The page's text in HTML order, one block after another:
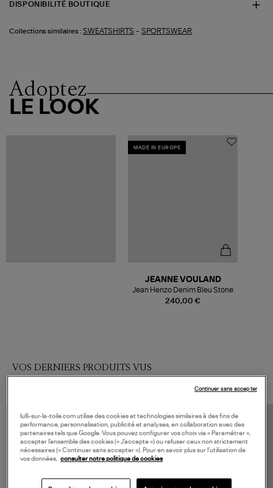
DISPONIBILITÉ BOUTIQUE
Collections similaires : SWEATSHIRTS -SPORTSWEAR
Adoptez
LE LOOK
MADE IN EUROPE
240,00 €
JEANNE VOULAND
Jean Henzo Denim Bleu Stone
VOS DERNIERS PRODUITS VUS
lulli-sur-la-toile.com utilise des cookies et technologies similaires à des fins de
performance, personnalisation, publicité et analyses, en collaboration avec des
partenaires tels que Google. Vous pouvez configurer vos choix via « Paramétrer »,
accepter l’ensemble des cookies (« J’accepte ») ou refuser ceux non strictement
nécessaires (« Continuer sans accepter »). Pour en savoir plus sur l’utilisation de
vos données, consulter notre politique de cookies
Continuer sans accepter